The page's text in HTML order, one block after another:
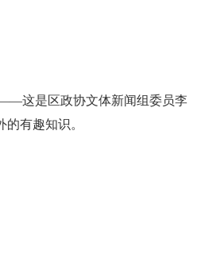
——这是区政协文体新闻组委员李
有趣知识。